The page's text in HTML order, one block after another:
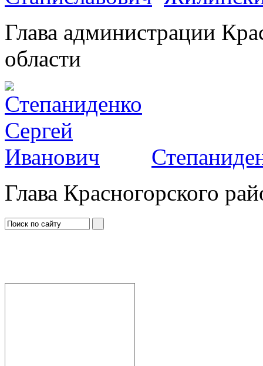
Глава администрации
области
Глава Красногорского